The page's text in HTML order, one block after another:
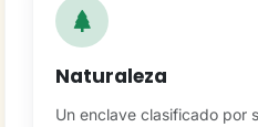
Naturaleza
Un enclave clasificado por